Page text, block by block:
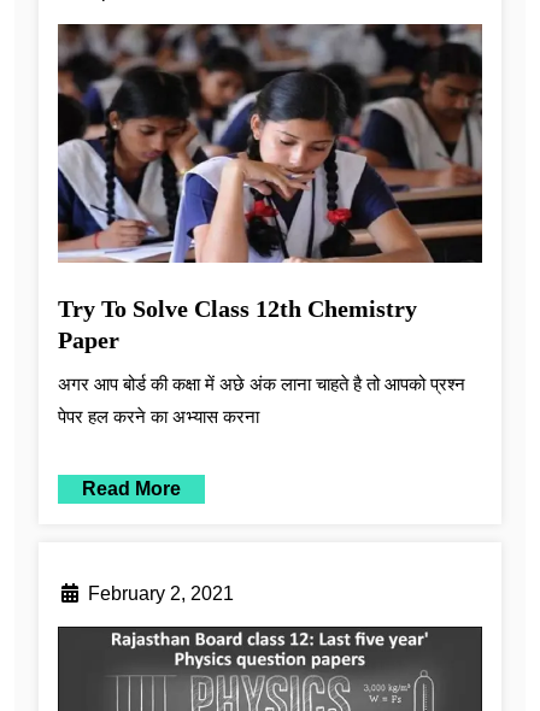
Try To Solve Class 12th Chemistry
Paper
अगर आप बोर्ड की कक्षा में अछे अंक लाना चाहते है तो आपको प्रश्न
पेपर हल करने का अभ्यास करना
Read More
February 2, 2021